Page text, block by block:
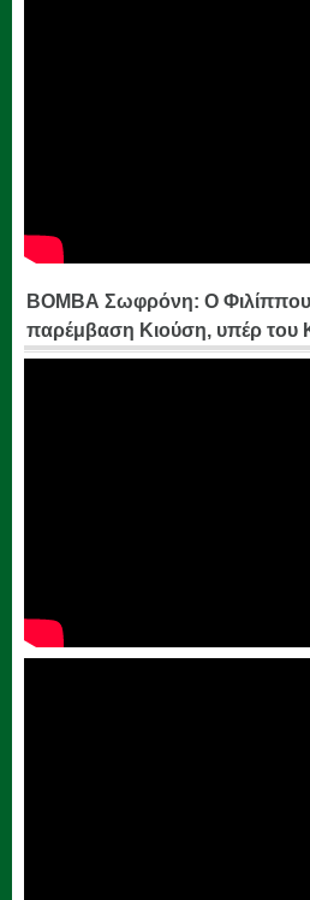
ΒΟΜΒΑ Σωφρόνη: Ο Φιλίππου
παρέμβαση Κιούση, υπέρ του